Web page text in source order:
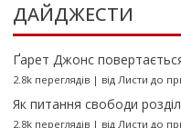
ДАЙДЖЕСТИ
Ґарет Джонс
2.8k переглядів| від Листи до
Як питання свободи
2.8k переглядів| від Листи до